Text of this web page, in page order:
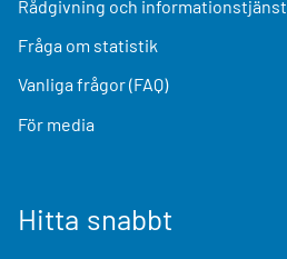
Rådgivning och informationstjänst
Fråga om statistik
Vanliga frågor (FAQ)
För media
Hitta snabbt